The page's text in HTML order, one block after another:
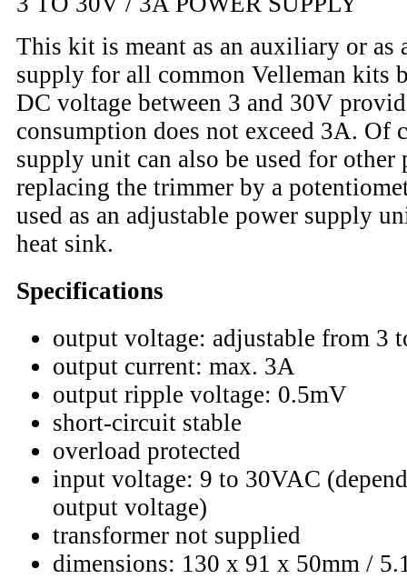
This kit is meant as an auxiliary or as
supply for all common Velleman kits
DC voltage between 3 and 30V
consumption does not exceed 3A. Of
supply unit can also be used for other
replacing the trimmer by a
used as an adjustable power supply
heat sink.
Specifications
output voltage: adjustable from 3
output current: max. 3A
output ripple voltage: 0.5mV
short-circuit stable
overload protected
input voltage: 9 to 30VAC
output voltage)
transformer not supplied
dimensions: 130 x 91 x 50mm /